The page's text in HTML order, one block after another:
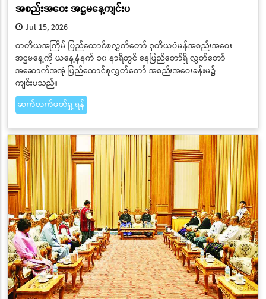
အစည်းအဝေး အဋ္ဌမနေ့ကျင်းပ
Jul 15, 2026
တတိယအကြိမ် ပြည်ထောင်စုလွှတ်တော် ဒုတိယပုံမှန်အစည်းအဝေး
အဋ္ဌမနေ့ကို ယနေ့နံနက် ၁၀ နာရီတွင် နေပြည်တော်ရှိ လွှတ်တော်
အဆောက်အအုံ ပြည်ထောင်စုလွှတ်တော် အစည်းအဝေးခန်းမ၌
ကျင်းပသည်။
ဆက်လက်ဖတ်ရှု့ရန်